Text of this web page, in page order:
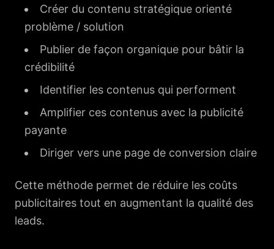
Créer du contenu stratégique orienté
problème / solution
Publier de façon organique pour bâtir la
crédibilité
Identifier les contenus qui performent
Amplifier ces contenus avec la publicité
payante
Diriger vers une page de conversion claire
Cette méthode permet de réduire les coûts
publicitaires tout en augmentant la qualité des
leads.